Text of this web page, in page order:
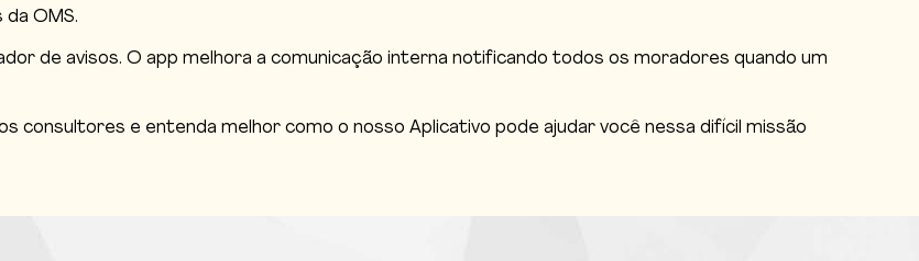
OMS.
de avisos. O app melhora a comunicação interna notificando todos os moradores quando um
consultores e entenda melhor como o nosso Aplicativo pode ajudar você nessa difícil missão